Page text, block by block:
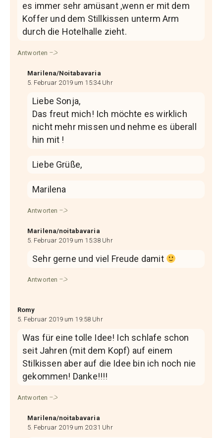
es immer sehr amüsant ,wenn er mit dem
Koffer und dem Stillkissen unterm Arm
durch die Hotelhalle zieht.
Antworten
Marilena/Noitabavaria
5. Februar 2019 um 15:34 Uhr
Liebe Sonja,
Das freut mich! Ich möchte es wirklich
nicht mehr missen und nehme es überall
hin mit !
Liebe Grüße,
Marilena
Antworten
Marilena/noitabavaria
5. Februar 2019 um 15:38 Uhr
Sehr gerne und viel Freude damit
Antworten
Romy
5. Februar 2019 um 19:58 Uhr
Was für eine tolle Idee! Ich schlafe schon
seit Jahren (mit dem Kopf) auf einem
Stilkissen aber auf die Idee bin ich noch nie
gekommen! Danke!!!!
Antworten
Marilena/noitabavaria
5. Februar 2019 um 20:31 Uhr